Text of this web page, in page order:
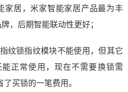
家居，米家智能家居产品最为丰
，后期智能联动性更好；
纹锁指纹模块不能使用，但其它
正常使用，现在不需要换锁需
买锁的一笔费用。